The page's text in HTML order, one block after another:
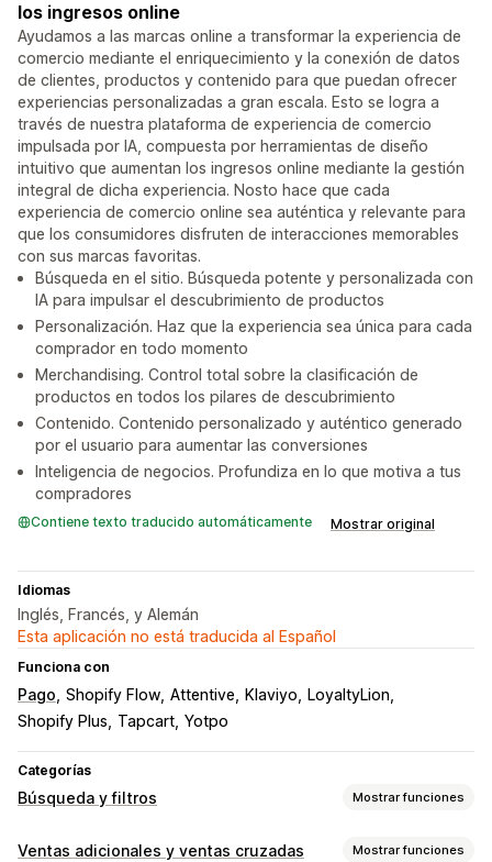
los ingresos online
Ayudamos a las marcas online a transformar la experiencia de
comercio mediante el enriquecimiento y la conexión de datos
de clientes, productos y contenido para que puedan ofrecer
experiencias personalizadas a gran escala. Esto se logra a
través de nuestra plataforma de experiencia de comercio
impulsada por IA, compuesta por herramientas de diseño
intuitivo que aumentan los ingresos online mediante la gestión
integral de dicha experiencia. Nosto hace que cada
experiencia de comercio online sea auténtica y relevante para
que los consumidores disfruten de interacciones memorables
con sus marcas favoritas.
Búsqueda en el sitio. Búsqueda potente y personalizada con
IA para impulsar el descubrimiento de productos
Personalización. Haz que la experiencia sea única para cada
comprador en todo momento
Merchandising. Control total sobre la clasificación de
productos en todos los pilares de descubrimiento
Contenido. Contenido personalizado y auténtico generado
por el usuario para aumentar las conversiones
Inteligencia de negocios. Profundiza en lo que motiva a tus
compradores
Contiene texto traducido automáticamente Mostrar original
Idiomas
Inglés, Francés, y Alemán
Esta aplicación no está traducida al Español
Funciona con
Pago Shopify Flow Attentive Klaviyo
LoyaltyLion
Shopify Plus
Tapcart Yotpo
Categorías
Búsqueda y filtros Mostrar funciones
Funciones de búsqueda
Ventas adicionales y ventas cruzadas Mostrar funciones